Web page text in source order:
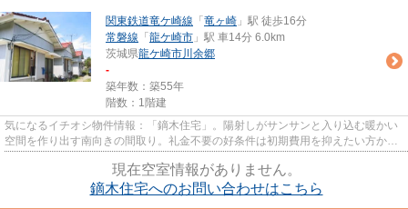
関東鉄道竜ケ崎線 「 竜ヶ崎 」駅 徒歩16分
常磐線 「 龍ケ崎市 」駅 車14分 6.0km
茨城県龍ケ崎市川余郷
-
築年数：築55年
階数：1階建
気になるイチオシ物件情報：「鏑木住宅」。陽射しがサンサンと入り込む暖かい
空間を作り出す南向きの間取り。礼金不要の好条件は初期費用を抑えたい方から
現在空室情報がありません。
鏑木住宅へのお問い合わせはこちら